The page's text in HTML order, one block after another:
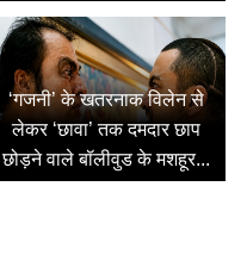
‘गजनी’ के खतरनाक विलेन से
लेकर ‘छावा’ तक दमदार छाप
छोड़ने वाले बॉलीवुड के मशहूर...